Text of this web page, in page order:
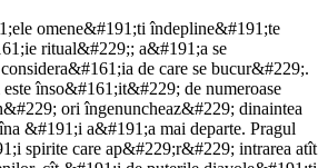
omene&#191;ti îndepline&#191;te
ritual&#229;; a&#191;a se
de care se bucur&#229;.
este înso&#161;it&#229; de numeroase
ori îngenuncheaz&#229; dinaintea
&#191;i a&#191;a mai departe. Pragul
spirite care ap&#229;r&#229; intrarea atît